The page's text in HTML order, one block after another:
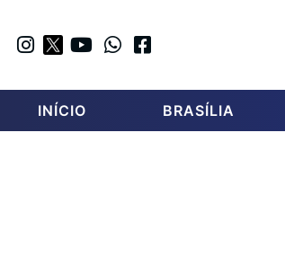
INÍCIO BRASÍLIA